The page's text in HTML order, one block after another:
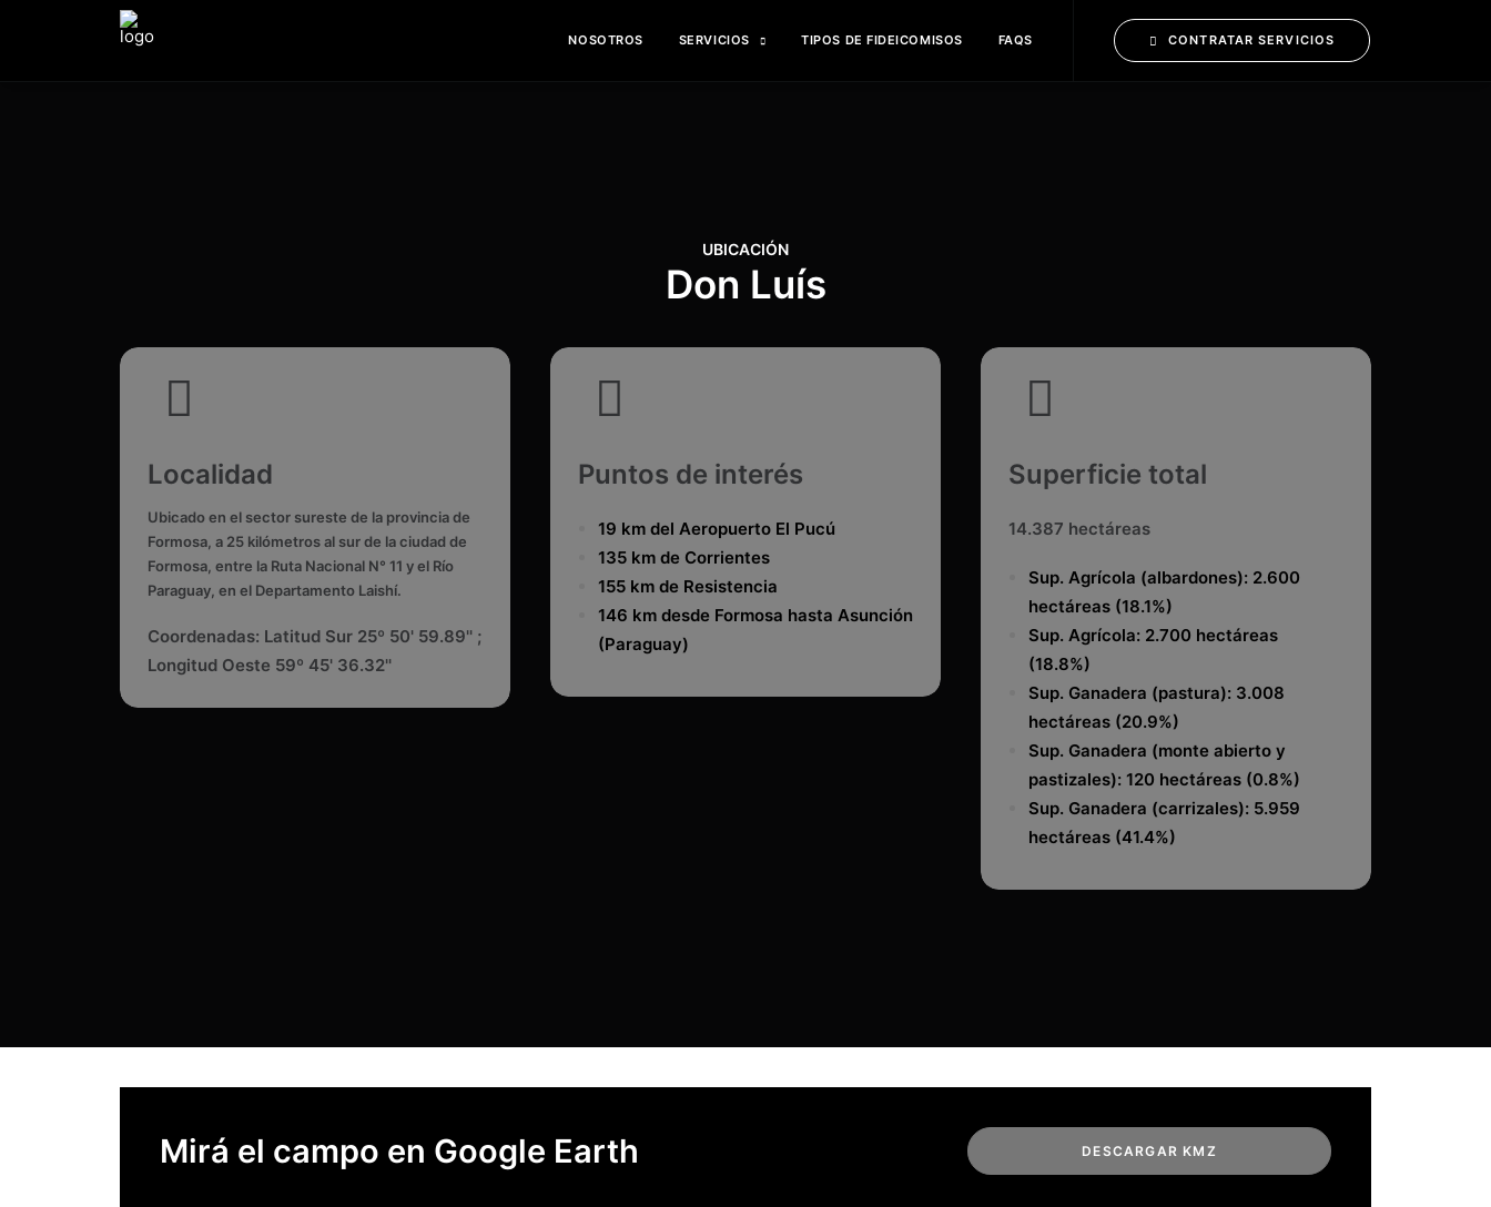
NOSOTROS SERVICIOS TIPOS DE FIDEICOMISOS FAQS CONTRATAR SERVICIOS
UBICACIÓN
Don Luís
Localidad
Ubicado en el sector sureste de la provincia de
Formosa, a 25 kilómetros al sur de la ciudad de
Formosa, entre la Ruta Nacional N° 11 y el Río
Paraguay, en el Departamento Laishí.
Coordenadas: Latitud Sur 25º 50' 59.89'' ;
Longitud Oeste 59º 45' 36.32''
Puntos de interés
19 km del Aeropuerto El Pucú
135 km de Corrientes
155 km de Resistencia
146 km desde Formosa hasta Asunción
(Paraguay)
Superficie total
14.387 hectáreas
Sup. Agrícola (albardones): 2.600
hectáreas (18.1%)
Sup. Agrícola: 2.700 hectáreas
(18.8%)
Sup. Ganadera (pastura): 3.008
hectáreas (20.9%)
Sup. Ganadera (monte abierto y
pastizales): 120 hectáreas (0.8%)
Sup. Ganadera (carrizales): 5.959
hectáreas (41.4%)
Mirá el campo en Google Earth DESCARGAR KMZ